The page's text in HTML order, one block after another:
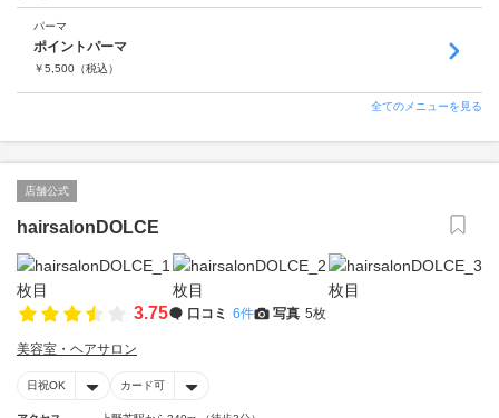
パーマ
ポイントパーマ
￥5,500 （税込）
全てのメニューを見る
店舗公式
hairsalonDOLCE
3.75 口コミ 6件 写真 5枚
美容室・ヘアサロン
日祝OK カード可